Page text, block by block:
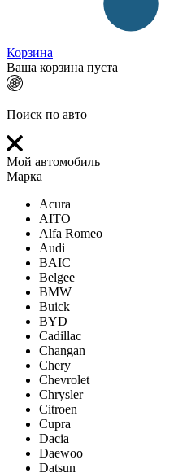
Корзина
Ваша корзина пуста
Поиск по авто
Мой автомобиль
Марка
Acura
AITO
Alfa Romeo
Audi
BAIC
Belgee
BMW
Buick
BYD
Cadillac
Changan
Chery
Chevrolet
Chrysler
Citroen
Cupra
Dacia
Daewoo
Datsun